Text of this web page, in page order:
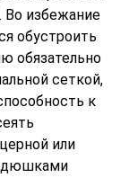
Во избежание
обустроить
обязательно
сеткой,
к
или